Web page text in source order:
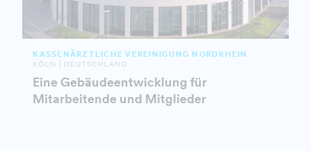
KASSENÄRZTLICHE VEREINIGUNG NORDRHEIN
KÖLN | DEUTSCHLAND
Eine Gebäudeentwicklung für
Mitarbeitende und Mitglieder